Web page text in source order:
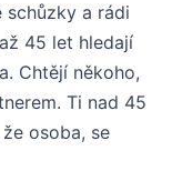
schůzky a rádi
45 let hledají
Chtějí někoho,
Ti nad 45
osoba, se